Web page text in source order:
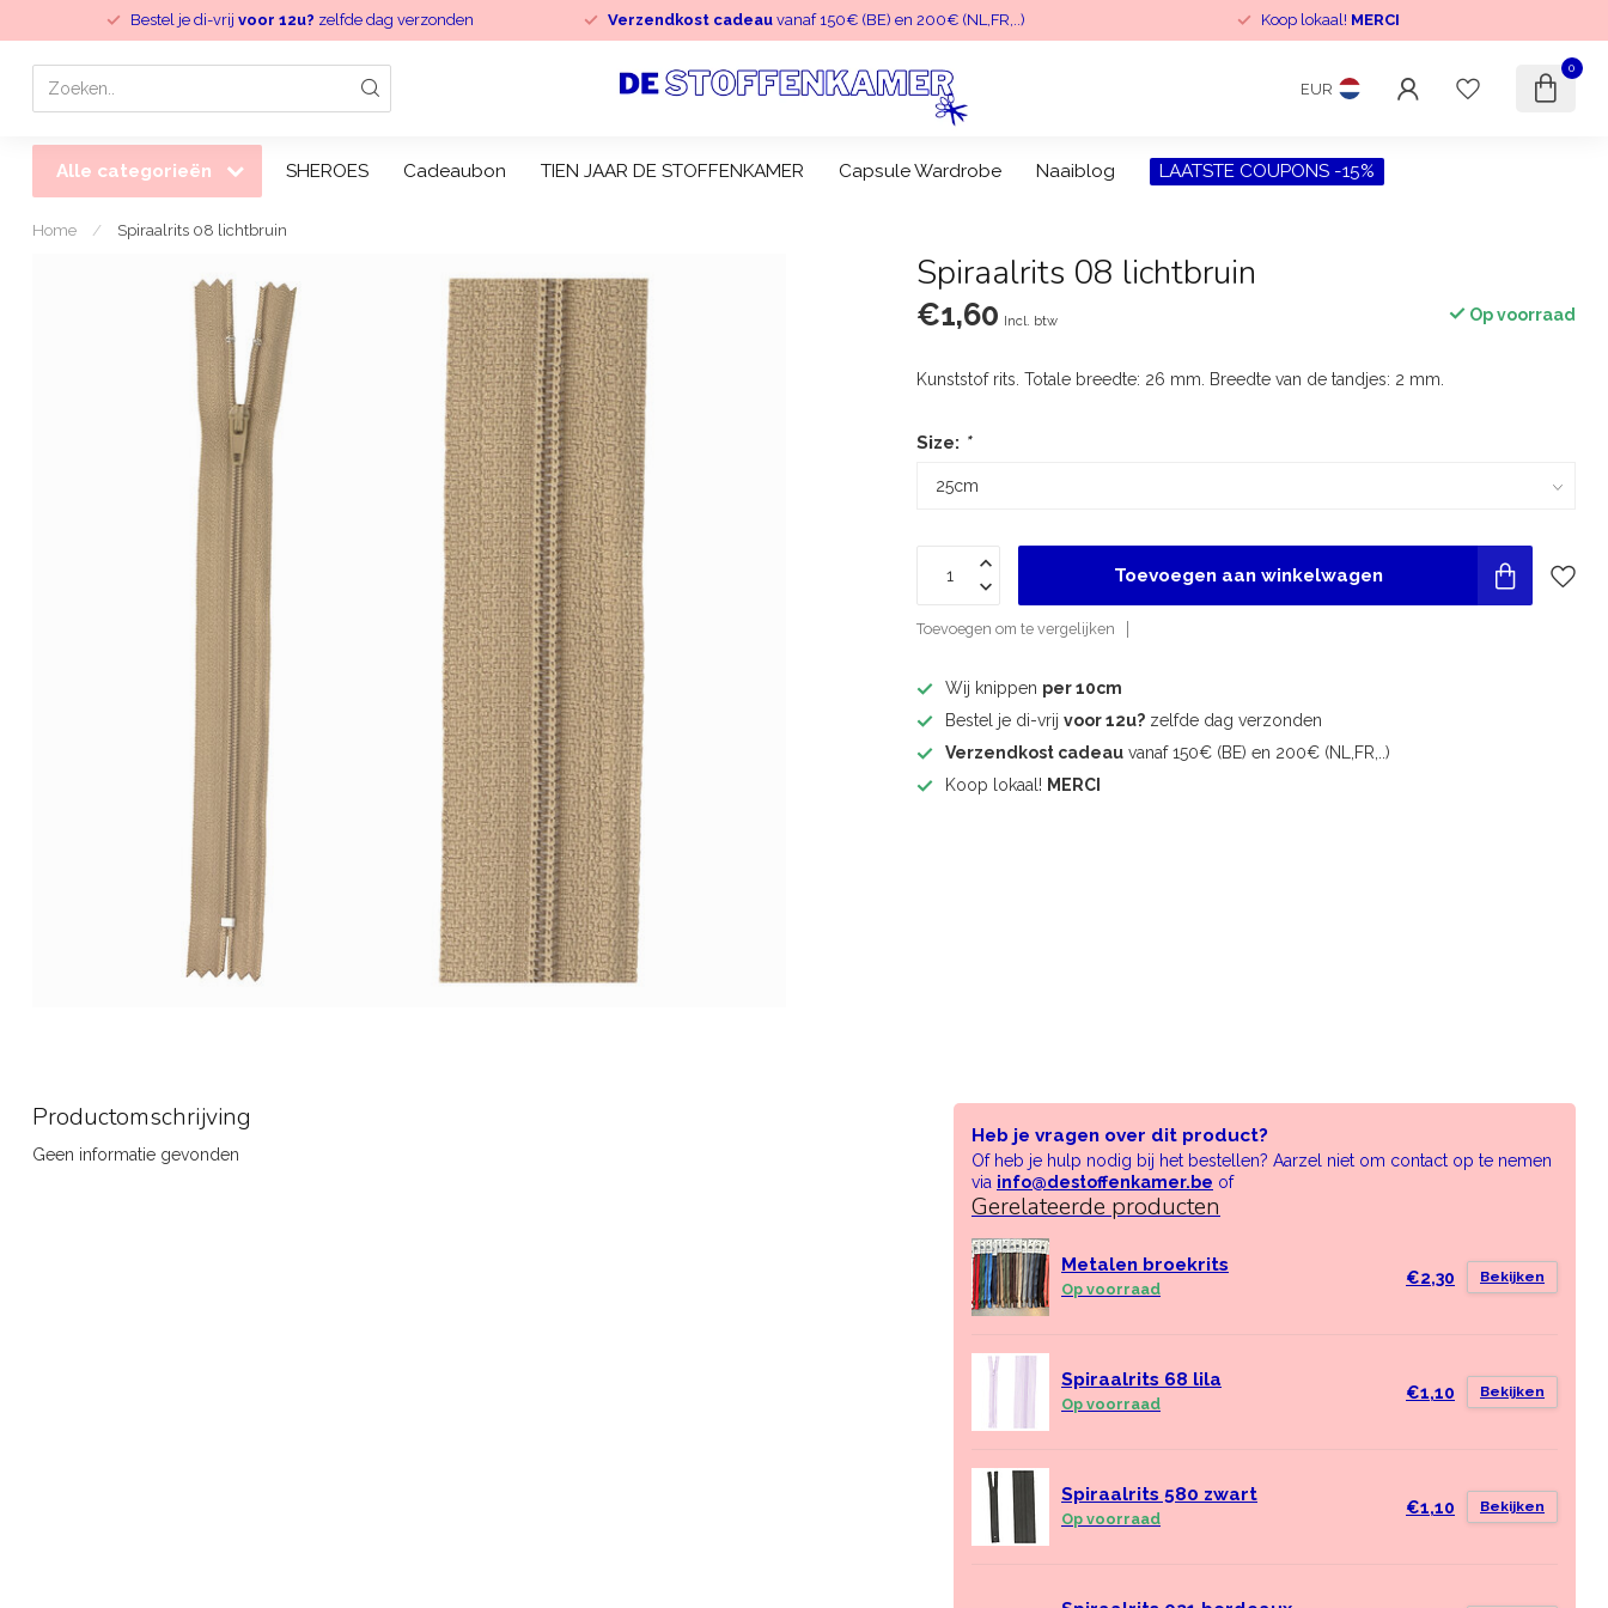
Bestel je di-vrij voor 12u? zelfde dag verzonden Verzendkost cadeauvanaf 150€ (BE) en 200€ (NL,FR,..) Koop lokaal! MERCI
EUR
0
Alle categorieën SHEROES Cadeaubon TIEN JAAR DE STOFFENKAMER Capsule Wardrobe Naaiblog LAATSTE COUPONS -15%
Home / Spiraalrits 08 lichtbruin
Spiraalrits 08 lichtbruin
€1,60 Incl. btw Op voorraad
Kunststof rits. Totale breedte: 26 mm. Breedte van de tandjes: 2 mm.
Size: *
Toevoegen aan winkelwagen
Toevoegen om te vergelijken
Wij knippen per 10cm
Bestel je di-vrijvoor 12u? zelfde dag verzonden
Verzendkost cadeau vanaf 150€ (BE) en 200€ (NL,FR,..)
Koop lokaal! MERCI
Productomschrijving
Geen informatie gevonden
Heb je vragen over dit product?
Of heb je hulp nodig bij het bestellen? Aarzel niet om contact op te nemen
via info@destoffenkamer.be of
Gerelateerde producten
Metalen broekrits
Op voorraad
€2,30 Bekijken
Spiraalrits 68 lila
Op voorraad
€1,10 Bekijken
Spiraalrits 580 zwart
Op voorraad
€1,10 Bekijken